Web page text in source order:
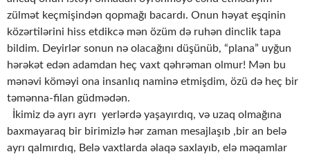
zülmət keçmişindən qopmağı bacardı. Onun həyat eşqinin
közərtilərini hiss etdikcə mən özüm də ruhən dinclik tapa
bildim. Deyirlər sonun nə olacağını düşünüb, “plana” uyğun
hərəkət edən adamdan heç vaxt qəhrəman olmur! Mən bu
mənəvi köməyi ona insanlıq naminə etmişdim, özü də heç bir
təmənna-filan güdmədən.
İkimiz də ayrı ayrı yerlərdə yaşayırdıq, və uzaq olmağına
baxmayaraq bir birimizlə hər zaman mesajlaşıb ,bir an belə
ayrı qalmırdıq, Belə vaxtlarda əlaqə saxlayıb, elə məqamlar